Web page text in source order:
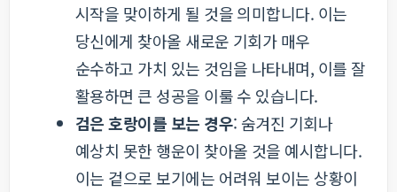
시작을 맞이하게 될 것을 의미합니다. 이는
당신에게 찾아올 새로운 기회가 매우
순수하고 가치 있는 것임을 나타내며, 이를 잘
활용하면 큰 성공을 이룰 수 있습니다.
검은 호랑이를 보는 경우: 숨겨진 기회나
예상치 못한 행운이 찾아올 것을 예시합니다.
이는 겉으로 보기에는 어려워 보이는 상황이